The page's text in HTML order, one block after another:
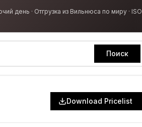
день · Отгрузка из Вильнюса по миру · ISO
Поиск
Download Pricelist